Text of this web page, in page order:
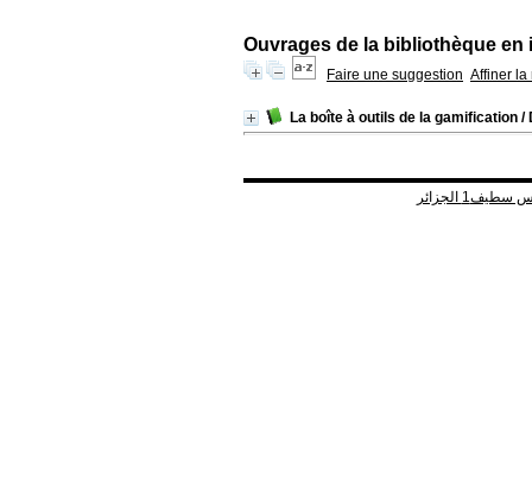
Ouvrages de la bibliothèque en
Faire une suggestion Affiner la
La boîte à outils de la gamification /